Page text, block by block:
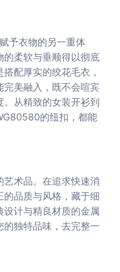
予衣物的另一重体
的柔软与垂顺得以彻底
配厚实的绞花毛衣，
完美融入，既不会喧宾
从精致的女装开衫到
的纽扣，都能
术品。在追求快速消
品质与风格，藏于细
计与精良材质的金属
独特品味，去完整一